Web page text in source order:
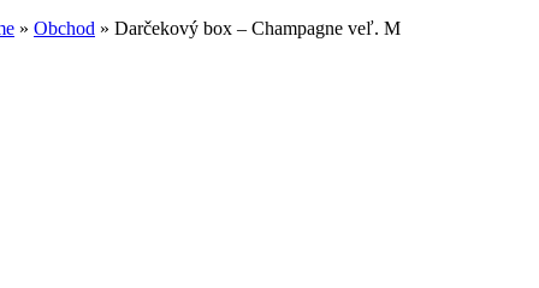
» Obchod » Darčekový box – Champagne veľ. M